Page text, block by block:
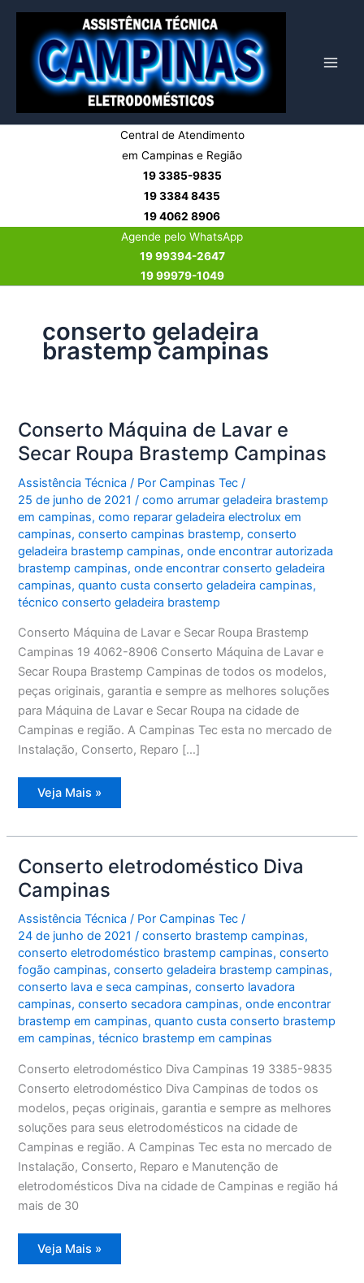
conteúdo
Central de Atendimento
em Campinas e Região
19 3385-9835
19 3384 8435
19 4062 8906
Agende pelo WhatsApp
19 99394-2647
19 99979-1049
conserto geladeira
brastemp campinas
Conserto Máquina de Lavar e
Secar Roupa Brastemp Campinas
Assistência Técnica / PorCampinas Tec/
25 de junho de 2021 /como arrumar geladeira brastemp
em campinas,como reparar geladeira electrolux em
campinas,conserto campinas brastemp,conserto
geladeira brastemp campinas,onde encontrar autorizada
brastemp campinas,onde encontrar conserto geladeira
campinas,quanto custa conserto geladeira campinas,
técnico conserto geladeira brastemp
Conserto Máquina de Lavar e Secar Roupa Brastemp
Campinas 19 4062-8906 Conserto Máquina de Lavar e
Secar Roupa Brastemp Campinas de todos os modelos,
peças originais, garantia e sempre as melhores soluções
para Máquina de Lavar e Secar Roupa na cidade de
Campinas e região. A Campinas Tec esta no mercado de
Instalação, Conserto, Reparo […]
Conserto
Máquina
e
Roupa
Brastemp
Campinas
Veja Mais »
Conserto eletrodoméstico Diva
Campinas
Assistência Técnica / PorCampinas Tec/
24 de junho de 2021 /conserto brastemp campinas,
conserto eletrodoméstico brastemp campinas,conserto
fogão campinas,conserto geladeira brastemp campinas,
conserto lava e seca campinas,conserto lavadora
campinas,conserto secadora campinas,onde encontrar
brastemp em campinas,quanto custa conserto brastemp
em campinas,técnico brastemp em campinas
Conserto eletrodoméstico Diva Campinas 19 3385-9835
Conserto eletrodoméstico Diva Campinas de todos os
modelos, peças originais, garantia e sempre as melhores
soluções para seus eletrodomésticos na cidade de
Campinas e região. A Campinas Tec esta no mercado de
Instalação, Conserto, Reparo e Manutenção de
eletrodomésticos Diva na cidade de Campinas e região há
mais de 30
Conserto
eletrodoméstico
Veja Mais »